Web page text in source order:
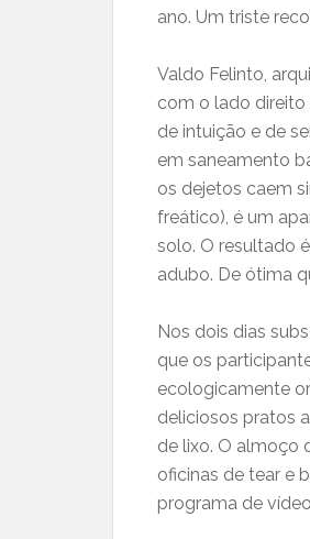
ano. Um triste
Valdo Felinto,
com o lado
de intuição e de
em saneamento
os dejetos caem
freático), é um
solo. O resultado
adubo. De ótima
Nos dois dias
que os
ecologicamente
deliciosos pratos
de lixo. O almoço
oficinas de tear e
programa de